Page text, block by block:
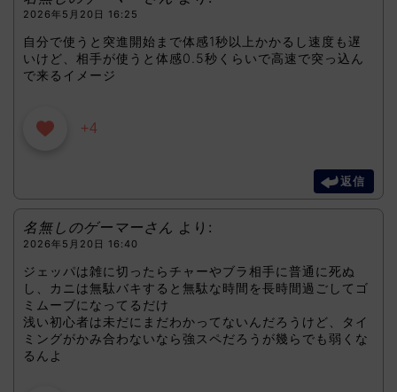
2026年5月20日 16:25
自分で使うと突進開始まで体感1秒以上かかるし速度も遅
いけど、相手が使うと体感0.5秒くらいで高速で突っ込ん
で来るイメージ
+4
返信
名無しのゲーマーさん より:
2026年5月20日 16:40
ジェッパは雑に切ったらチャーやブラ相手に普通に死ぬ
し、カニは無駄バキすると無駄な時間を長時間過ごしてゴ
ミムーブになってるだけ
浅い初心者は未だにまだわかってないんだろうけど、タイ
ミングがかみ合わないなら強スペだろうが幾らでも弱くな
るんよ